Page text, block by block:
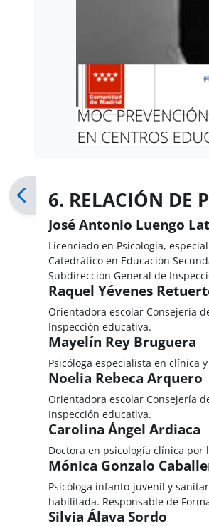
6. RELACIÓN DE
José Antonio Luengo
Licenciado en Psicología,
Catedrático en Educación
Subdirección General de
Raquel Yévenes
Orientadora escolar Consejería
Inspección educativa.
Mayelín Rey Bruguera
Psicóloga especialista en clínica
Noelia Rebeca Arquero
Orientadora escolar Consejería
Inspección educativa.
Carolina Ángel Ardiaca
Doctora en psicología clínica
Mónica Gonzalo
Psicóloga infanto-juvenil y
habilitada. Responsable de
Silvia Álava Sordo